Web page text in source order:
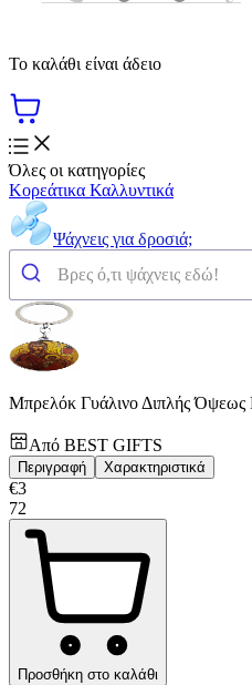
Το καλάθι είναι άδειο
Όλες οι κατηγορίες
Κορεάτικα Καλλυντικά
Ψάχνεις για δροσιά;
Μπρελόκ Γυάλινο Διπλής Όψεως
Από BEST GIFTS
Περιγραφή Χαρακτηριστικά
€3
72
Προσθήκη στο καλάθι